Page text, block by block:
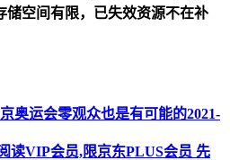
储空间有限，已失效资源不在补
奥运会零观众也是有可能的2021-
读VIP会员,限京东PLUS会员 先